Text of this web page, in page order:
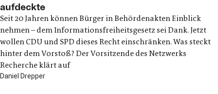
aufdeckte
Seit 20 Jahren können Bürger in Behördenakten Einblick
nehmen – dem Informationsfreiheitsgesetz sei Dank. Jetzt
wollen CDU und SPD dieses Recht einschränken. Was steckt
hinter dem Vorstoß? Der Vorsitzende des Netzwerks
Recherche klärt auf
Daniel Drepper